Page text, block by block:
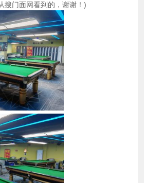
搜门面网看到的，谢谢！)